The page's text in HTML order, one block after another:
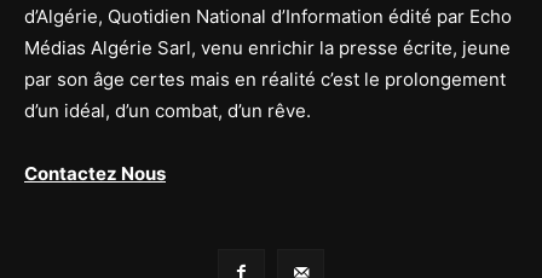
d’Algérie, Quotidien National d’Information édité par Echo
Médias Algérie Sarl, venu enrichir la presse écrite, jeune
par son âge certes mais en réalité c’est le prolongement
d’un idéal, d’un combat, d’un rêve.
Contactez Nous